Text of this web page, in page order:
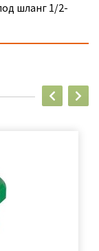
шланг 1/2-